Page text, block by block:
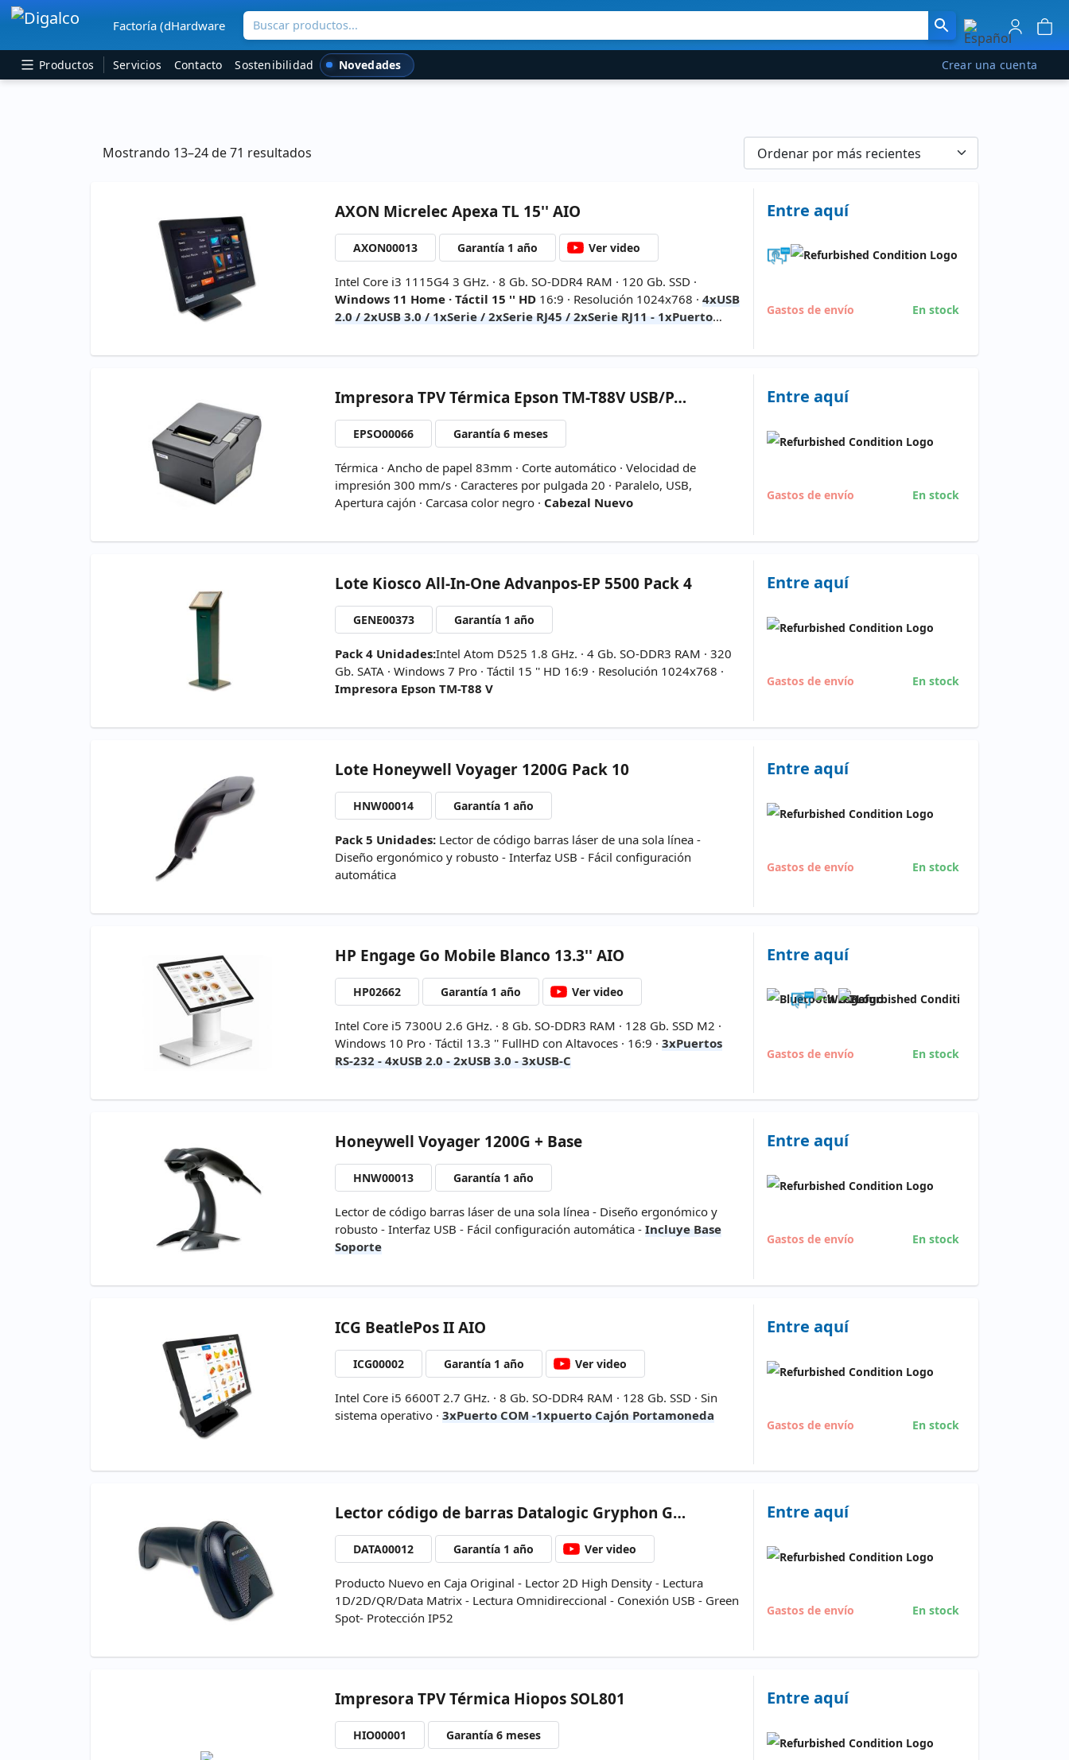
Navegación principal
Factoría (dHardware Buscar productos...
Productos Servicios Contacto Sostenibilidad Novedades Crear una cuenta
Mostrando 13–24 de 71 resultados
AXON Micrelec Apexa TL 15'' AIO
AXON00013 Garantía 1 año Ver video
Intel Core i3 1115G4 3 GHz. · 8 Gb. SO-DDR4 RAM · 120 Gb. SSD ·
Windows 11 Home · Táctil 15 '' HD 16:9 · Resolución 1024x768 · 4xUSB
2.0 / 2xUSB 3.0 / 1xSerie / 2xSerie RJ45 / 2xSerie RJ11 - 1xPuerto
Entre aquí
Gastos de envío En stock
Impresora TPV Térmica Epson TM-T88V USB/PARALELO
EPSO00066 Garantía 6 meses
Térmica · Ancho de papel 83mm · Corte automático · Velocidad de
impresión 300 mm/s · Caracteres por pulgada 20 · Paralelo, USB,
Apertura cajón · Carcasa color negro · Cabezal Nuevo
Entre aquí
Gastos de envío En stock
Lote Kiosco All-In-One Advanpos-EP 5500 Pack 4
GENE00373 Garantía 1 año
Pack 4 Unidades:Intel Atom D525 1.8 GHz. · 4 Gb. SO-DDR3 RAM · 320
Gb. SATA · Windows 7 Pro · Táctil 15 '' HD 16:9 · Resolución 1024x768 ·
Impresora Epson TM-T88 V
Entre aquí
Gastos de envío En stock
Lote Honeywell Voyager 1200G Pack 10
HNW00014 Garantía 1 año
Pack 5 Unidades: Lector de código barras láser de una sola línea -
Diseño ergonómico y robusto - Interfaz USB - Fácil configuración
automática
Entre aquí
Gastos de envío En stock
HP Engage Go Mobile Blanco 13.3'' AIO
HP02662 Garantía 1 año Ver video
Intel Core i5 7300U 2.6 GHz. · 8 Gb. SO-DDR3 RAM · 128 Gb. SSD M2 ·
Windows 10 Pro · Táctil 13.3 '' FullHD con Altavoces · 16:9 · 3xPuertos
RS-232 - 4xUSB 2.0 - 2xUSB 3.0 - 3xUSB-C
Entre aquí
Gastos de envío En stock
Honeywell Voyager 1200G + Base
HNW00013 Garantía 1 año
Lector de código barras láser de una sola línea - Diseño ergonómico y
robusto - Interfaz USB - Fácil configuración automática - Incluye Base
Soporte
Entre aquí
Gastos de envío En stock
ICG BeatlePos II AIO
ICG00002 Garantía 1 año Ver video
Intel Core i5 6600T 2.7 GHz. · 8 Gb. SO-DDR4 RAM · 128 Gb. SSD · Sin
sistema operativo · 3xPuerto COM -1xpuerto Cajón Portamoneda
Entre aquí
Gastos de envío En stock
Lectorcódigo de barras Datalogic Gryphon GD4590-BK-HD-NUEVO
DATA00012 Garantía 1 año Ver video
Producto Nuevo en Caja Original - Lector 2D High Density - Lectura
1D/2D/QR/Data Matrix - Lectura Omnidireccional - Conexión USB - Green
Spot- Protección IP52
Entre aquí
Gastos de envío En stock
Impresora TPV Térmica Hiopos SOL801
HIO00001 Garantía 6 meses
Entre aquí